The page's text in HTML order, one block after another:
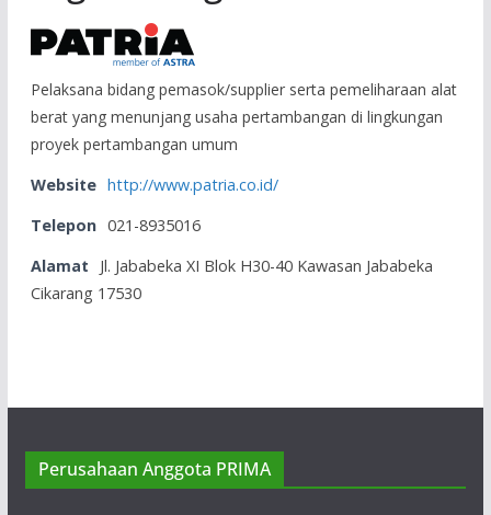
Pelaksana bidang pemasok/supplier serta pemeliharaan alat
berat yang menunjang usaha pertambangan di lingkungan
proyek pertambangan umum
Website http://www.patria.co.id/
Telepon 021-8935016
Alamat
Jl. Jababeka XI Blok H30-40 Kawasan Jababeka
Cikarang 17530
Perusahaan Anggota PRIMA
dalam bisnis kontraktor penambangan